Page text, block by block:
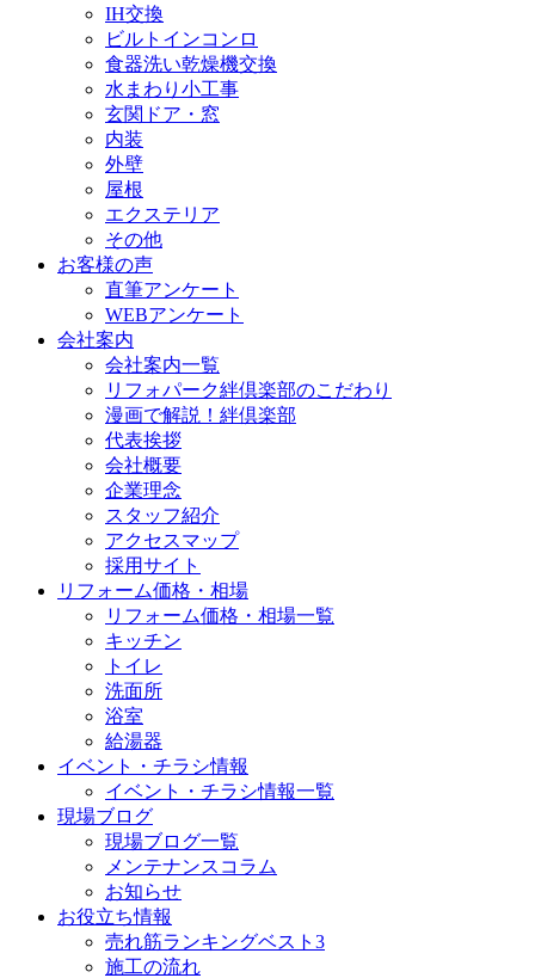
IH交換
ビルトインコンロ
食器洗い乾燥機交換
水まわり小工事
玄関ドア・窓
内装
外壁
屋根
エクステリア
その他
お客様の声
直筆アンケート
WEBアンケート
会社案内
会社案内一覧
リフォパーク絆倶楽部のこだわり
漫画で解説！絆倶楽部
代表挨拶
会社概要
企業理念
スタッフ紹介
アクセスマップ
採用サイト
リフォーム価格・相場
リフォーム価格・相場一覧
キッチン
トイレ
洗面所
浴室
給湯器
イベント・チラシ情報
イベント・チラシ情報一覧
現場ブログ
現場ブログ一覧
メンテナンスコラム
お知らせ
お役立ち情報
売れ筋ランキングベスト3
施工の流れ